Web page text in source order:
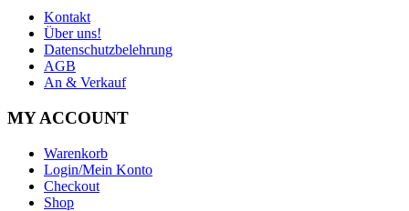
Kontakt
Über uns!
Datenschutzbelehrung
AGB
An & Verkauf
MY ACCOUNT
Warenkorb
Login/Mein Konto
Checkout
Shop